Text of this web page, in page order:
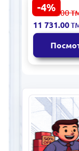
-4%
Samsung
9 кг
12 318.00
11 731.00